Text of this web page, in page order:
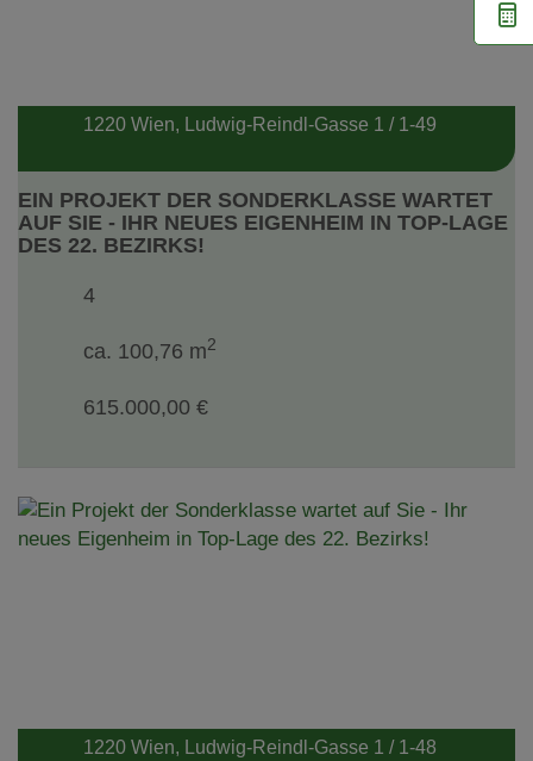
EIN PROJEKT DER SONDERKLASSE WARTET
AUF SIE - IHR NEUES EIGENHEIM IN TOP-LAGE
DES 22. BEZIRKS!
1220 Wien, Ludwig-Reindl-Gasse 1 / 1-49
4
ca. 100,76 m2
615.000,00 €
1220 Wien, Ludwig-Reindl-Gasse 1 / 1-48